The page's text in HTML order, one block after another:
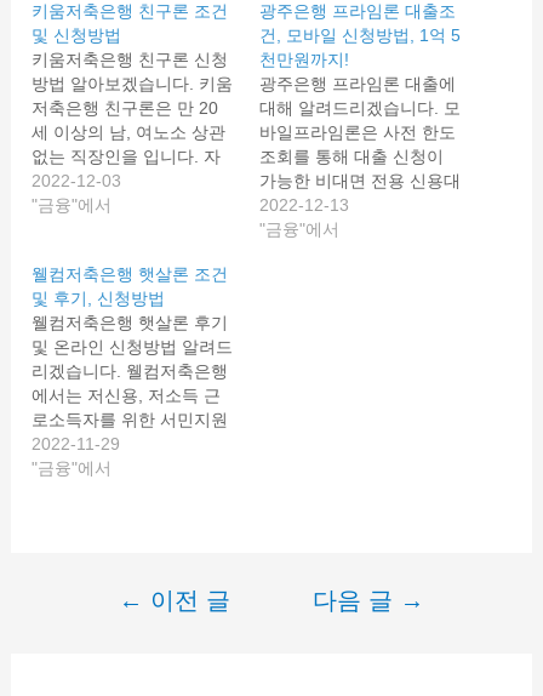
키움저축은행 친구론 조건
및 신청방법
키움저축은행 친구론 신청
방법 알아보겠습니다. 키움
저축은행 친구론은 만 20
세 이상의 남, 여노소 상관
없는 직장인을 입니다. 자
세한 키움저축은행 친구론
신청방법과 자격조건, 대출
드리겠습니다. 키움저축은
행 친구론 키움저축은행 친
구론은 소득이 있는 만 20
세 이상의 직장인을 대상으
로 하는 직장인 대출상품입
니다. 최대 3천만원한도까
지 1~5년 이내 대출이 가능
한 상품으로 상세 조건 살
펴보겠습니다. 대출상
2022-12-03
"금융"에서
광주은행 프라임론 대출조
건, 모바일 신청방법, 1억 5
천만원까지!
광주은행 프라임론 대출에
대해 알려드리겠습니다. 모
바일프라임론은 사전 한도
조회를 통해 대출 신청이
가능한 비대면 전용 신용대
출입니다. 프라임론 대출조
건 및 신청방법 살펴봅시
2022-12-13
"금융"에서
웰컴저축은행 햇살론 조건
및 후기, 신청방법
웰컴저축은행 햇살론 후기
및 온라인 신청방법 알려드
리겠습니다. 웰컴저축은행
에서는 저신용, 저소득 근
로소득자를 위한 서민지원
상품인 햇살론을 지원합니
다. 햇살론/온라인 햇살론
보증대출 상품으로 3개월
이상 재직중인 직장인이라
2022-11-29
"금융"에서
← 이전 글 다음 글 →